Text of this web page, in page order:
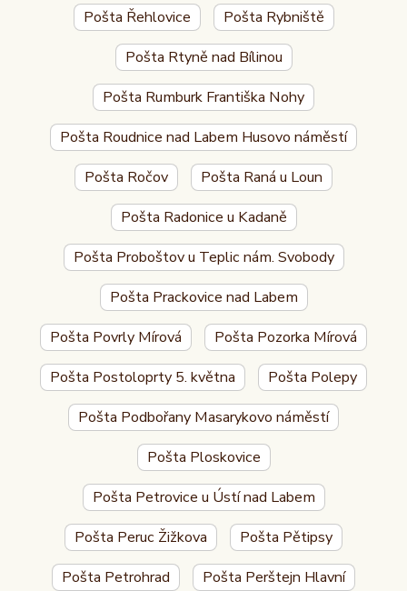
Pošta Řehlovice
Pošta Rybniště
Pošta Rtyně nad Bílinou
Pošta Rumburk Františka Nohy
Pošta Roudnice nad Labem Husovo náměstí
Pošta Ročov
Pošta Raná u Loun
Pošta Radonice u Kadaně
Pošta Proboštov u Teplic nám. Svobody
Pošta Prackovice nad Labem
Pošta Povrly Mírová
Pošta Pozorka Mírová
Pošta Postoloprty 5. května
Pošta Polepy
Pošta Podbořany Masarykovo náměstí
Pošta Ploskovice
Pošta Petrovice u Ústí nad Labem
Pošta Peruc Žižkova
Pošta Pětipsy
Pošta Petrohrad
Pošta Perštejn Hlavní